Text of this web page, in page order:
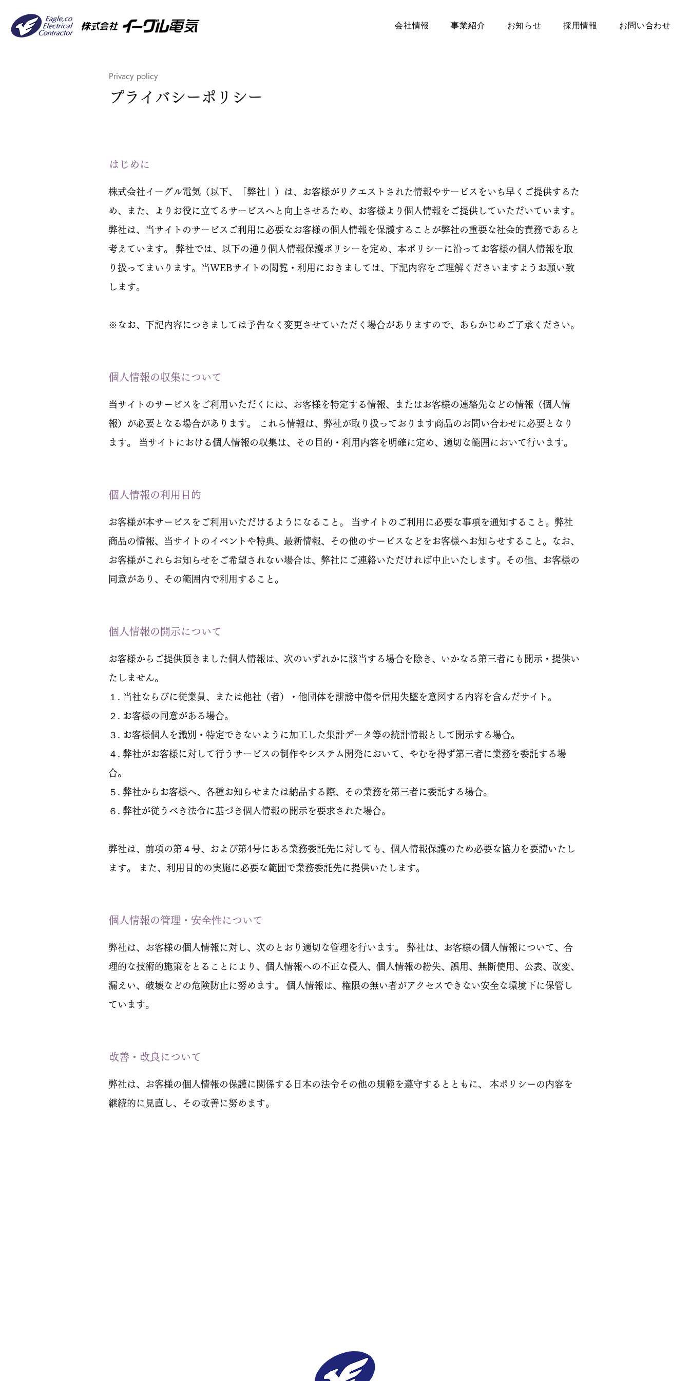
会社情報 事業紹介 お知らせ 採用情報 お問い合わせ
Privacy policy
プライバシーポリシー
はじめに
株式会社イーグル電気（以下、「弊社」）は、お客様がリクエストされた情報やサービスをいち早くご提供するた
め、また、よりお役に立てるサービスへと向上させるため、お客様より個人情報をご提供していただいています。
弊社は、当サイトのサービスご利用に必要なお客様の個人情報を保護することが弊社の重要な社会的責務であると
考えています。 弊社では、以下の通り個人情報保護ポリシーを定め、本ポリシーに沿ってお客様の個人情報を取
り扱ってまいります。当WEBサイトの閲覧・利用におきましては、下記内容をご理解くださいますようお願い致
します。
※なお、下記内容につきましては予告なく変更させていただく場合がありますので、あらかじめご了承ください。
個人情報の収集について
当サイトのサービスをご利用いただくには、お客様を特定する情報、またはお客様の連絡先などの情報（個人情
報）が必要となる場合があります。 これら情報は、弊社が取り扱っております商品のお問い合わせに必要となり
ます。 当サイトにおける個人情報の収集は、その目的・利用内容を明確に定め、適切な範囲において行います。
個人情報の利用目的
お客様が本サービスをご利用いただけるようになること。 当サイトのご利用に必要な事項を通知すること。弊社
商品の情報、当サイトのイベントや特典、最新情報、その他のサービスなどをお客様へお知らせすること。なお、
お客様がこれらお知らせをご希望されない場合は、弊社にご連絡いただければ中止いたします。その他、お客様の
同意があり、その範囲内で利用すること。
個人情報の開示について
お客様からご提供頂きました個人情報は、次のいずれかに該当する場合を除き、いかなる第三者にも開示・提供い
たしません。
１. 当社ならびに従業員、または他社（者）・他団体を誹謗中傷や信用失墜を意図する内容を含んだサイト。
２. お客様の同意がある場合。
３. お客様個人を識別・特定できないように加工した集計データ等の統計情報として開示する場合。
４. 弊社がお客様に対して行うサービスの制作やシステム開発において、やむを得ず第三者に業務を委託する場
合。
５. 弊社からお客様へ、各種お知らせまたは納品する際、その業務を第三者に委託する場合。
６. 弊社が従うべき法令に基づき個人情報の開示を要求された場合。
弊社は、前項の第４号、および第4号にある業務委託先に対しても、個人情報保護のため必要な協力を要請いたし
ます。 また、利用目的の実施に必要な範囲で業務委託先に提供いたします。
個人情報の管理・安全性について
弊社は、お客様の個人情報に対し、次のとおり適切な管理を行います。 弊社は、お客様の個人情報について、合
理的な技術的施策をとることにより、個人情報への不正な侵入、個人情報の紛失、誤用、無断使用、公表、改変、
漏えい、破壊などの危険防止に努めます。 個人情報は、権限の無い者がアクセスできない安全な環境下に保管し
ています。
改善・改良について
弊社は、お客様の個人情報の保護に関係する日本の法令その他の規範を遵守するとともに、 本ポリシーの内容を
継続的に見直し、その改善に努めます。